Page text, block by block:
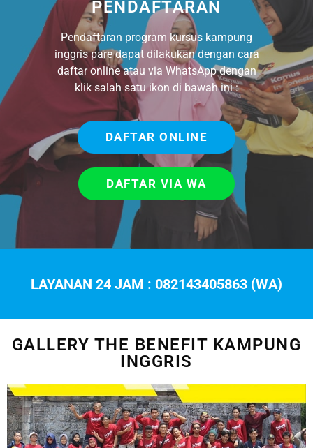
PENDAFTARAN
Pendaftaran program kursus kampung
inggris pare dapat dilakukan dengan cara
daftar online atau via WhatsApp dengan
klik salah satu ikon di bawah ini :​
DAFTAR ONLINE
DAFTAR VIA WA
LAYANAN 24 JAM : 082143405863 (WA)
GALLERY THE BENEFIT KAMPUNG
INGGRIS